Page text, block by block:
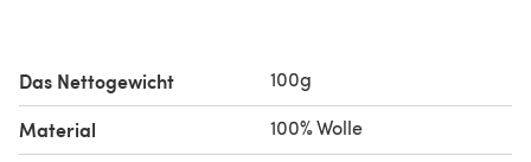
Das Nettogewicht 100g
Material 100% Wolle